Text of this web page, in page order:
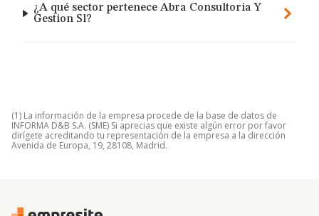
¿A qué sector pertenece Abra Consultoria Y
Gestion Sl?
(1) La información de la empresa procede de la base de datos de
INFORMA D&B S.A. (SME) Si aprecias que existe algún error por favor
dirígete acreditando tu representación de la empresa a la dirección
Avenida de Europa, 19, 28108, Madrid.